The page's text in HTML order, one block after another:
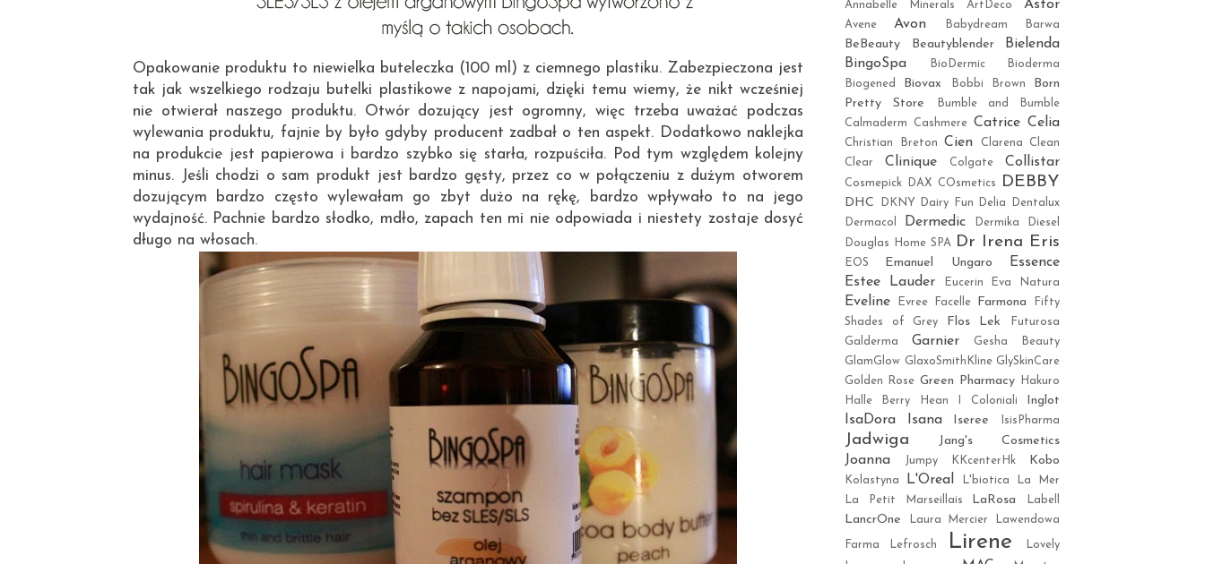
Opakowanie produktu to niewielka buteleczka (100 ml) z ciemnego plastiku. Zabezpieczona jest
tak jak wszelkiego rodzaju butelki plastikowe z napojami, dzięki temu wiemy, że nikt wcześniej
nie otwierał naszego produktu. Otwór dozujący jest ogromny, więc trzeba uważać podczas
wylewania produktu, fajnie by było gdyby producent zadbał o ten aspekt. Dodatkowo naklejka
na produkcie jest papierowa i bardzo szybko się starła, rozpuściła. Pod tym względem kolejny
minus. Jeśli chodzi o sam produkt jest bardzo gęsty, przez co w połączeniu z dużym otworem
dozującym bardzo często wylewałam go zbyt dużo na rękę, bardzo wpływało to na jego
wydajność. Pachnie bardzo słodko, mdło, zapach ten mi nie odpowiada i niestety zostaje dosyć
długo na włosach.
Annabelle Minerals
ArtDeco Astor
Avene Avon Babydream Barwa
BeBeauty Beautyblender
Bielenda
BingoSpa
BioDermic
Bioderma
Biogened
Biovax Bobbi Brown
Born
Pretty Store
Bumble and Bumble
Calmaderm
Cashmere Catrice Celia
Christian Breton Cien Clarena
Clean
Clear
Clinique Colgate Collistar
Cosmepick DAX COsmetics DEBBY
DHC DKNY Dairy Fun Delia
Dentalux
Dermacol
Dermedic Dermika
Diesel
Douglas Home SPA Dr Irena Eris
EOS Emanuel Ungaro
Essence
Estee Lauder
Eucerin Eva Natura
Eveline Evree Facelle Farmona
Fifty
Shades of Grey
Flos Lek
Futurosa
Galderma
Garnier
Gesha Beauty
GlamGlow GlaxoSmithKline GlySkinCare
Golden Rose Green Pharmacy
Hakuro
Halle Berry
Hean I Coloniali Inglot
IsaDora Isana Iseree IsisPharma
Jadwiga Jang's Cosmetics
Joanna Jumpy KKcenterHk Kobo
Kolastyna L'Oreal L'biotica
La Mer
La Petit Marseillais
LaRosa Labell
LancrOne Laura Mercier Lawendowa
Farma Lefrosch Lirene
Lovely